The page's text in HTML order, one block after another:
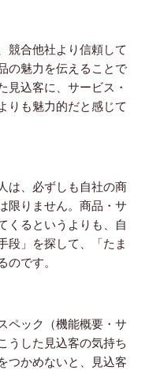
競合他社より信頼して
の魅力を伝えることで
見込客に、サービス・
りも魅力的だと感じて
は、必ずしも自社の商
限りません。商品・サ
くるというよりも、自
段」を探して、「たま
です。
ペック（機能概要・サ
うした見込客の気持ち
つかめないと、見込客